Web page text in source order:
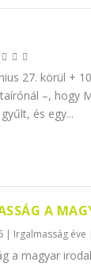
27. körül +
–, hogy
és egy...
A
| Irgalmasság éve
a magyar